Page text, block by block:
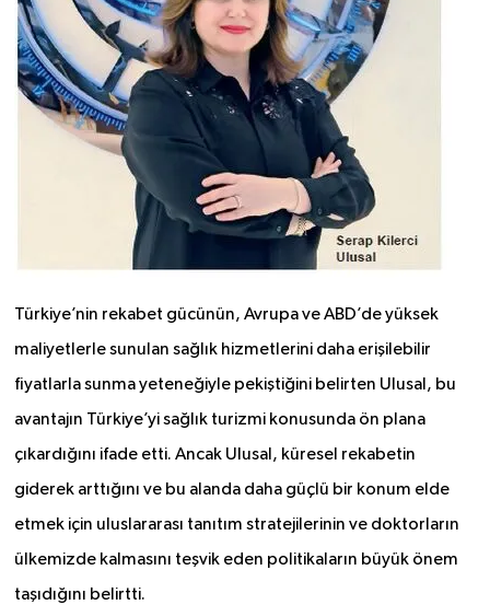
Türkiye’nin rekabet gücünün, Avrupa ve ABD’de yüksek
maliyetlerle sunulan sağlık hizmetlerini daha erişilebilir
fiyatlarla sunma yeteneğiyle pekiştiğini belirten Ulusal, bu
avantajın Türkiye’yi sağlık turizmi konusunda ön plana
çıkardığını ifade etti. Ancak Ulusal, küresel rekabetin
giderek arttığını ve bu alanda daha güçlü bir konum elde
etmek için uluslararası tanıtım stratejilerinin ve doktorların
ülkemizde kalmasını teşvik eden politikaların büyük önem
taşıdığını belirtti.